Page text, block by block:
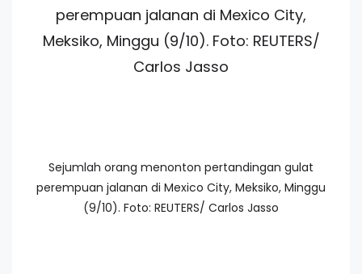
perempuan jalanan di Mexico City,
Meksiko, Minggu (9/10). Foto: REUTERS/
Carlos Jasso
Sejumlah orang menonton pertandingan gulat
perempuan jalanan di Mexico City, Meksiko, Minggu
(9/10). Foto: REUTERS/ Carlos Jasso